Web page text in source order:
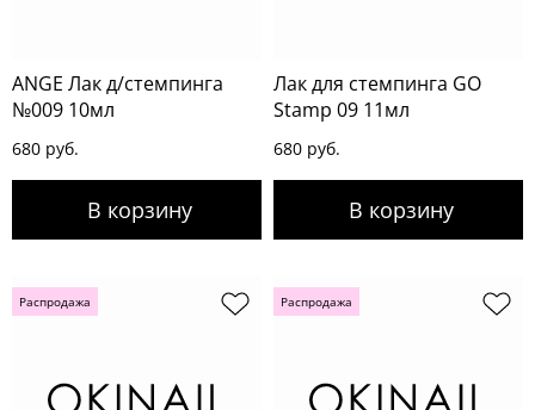
ANGE Лак д/стемпинга
№009 10мл
680 руб.
Лак для стемпинга GO
Stamp 09 11мл
680 руб.
Распродажа Распродажа